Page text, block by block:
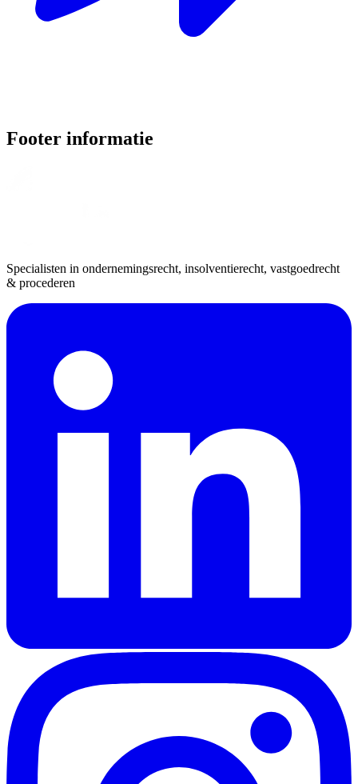
Footer informatie
Specialisten in ondernemingsrecht, insolventierecht, vastgoedrecht
& procederen